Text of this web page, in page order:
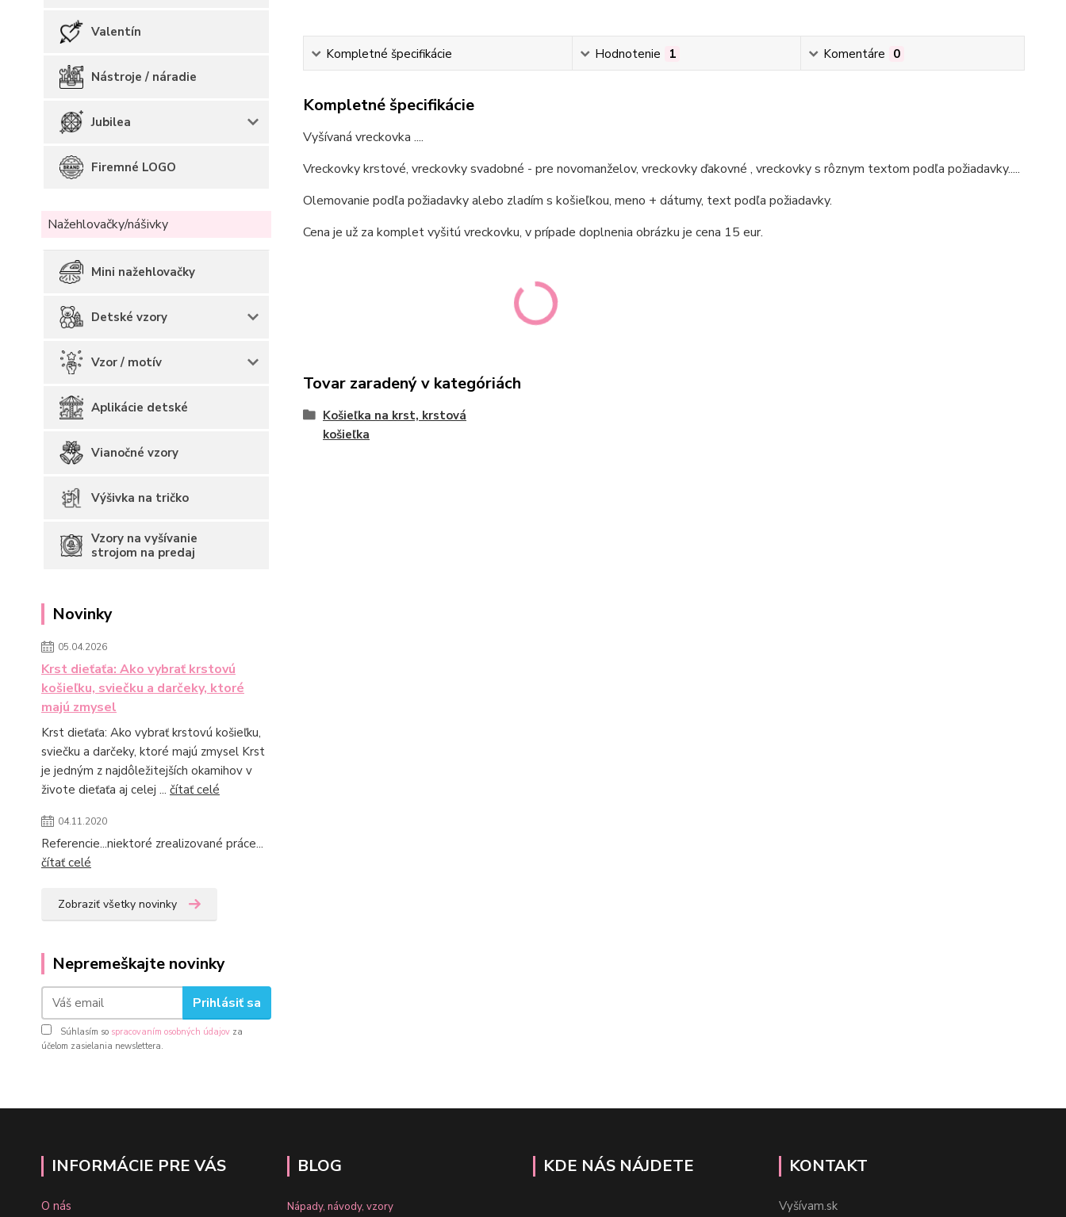
Valentín
Nástroje / náradie
Jubilea
Firemné LOGO
Nažehlovačky/nášivky
Mini nažehlovačky
Detské vzory
Vzor / motív
Aplikácie detské
Vianočné vzory
Výšivka na tričko
Vzory na vyšívanie
strojom na predaj
Novinky
05.04.2026
Krst dieťaťa: Ako vybrať krstovú
košieľku, sviečku a darčeky, ktoré
majú zmysel
Krst dieťaťa: Ako vybrať krstovú košieľku,
sviečku a darčeky, ktoré majú zmysel Krst
je jedným z najdôležitejších okamihov v
živote dieťaťa aj celej ... čítať celé
04.11.2020
Referencie...niektoré zrealizované práce...
čítať celé
Zobraziť všetky novinky
Nepremeškajte novinky
Prihlásiť sa
Súhlasím so spracovaním osobných údajov za
účelom zasielania newslettera.
Kompletné špecifikácie Hodnotenie 1 Komentáre 0
Kompletné špecifikácie
Vyšívaná vreckovka ....
Vreckovky krstové, vreckovky svadobné - pre novomanželov, vreckovky ďakovné , vreckovky s rôznym textom podľa požiadavky.....
Olemovanie podľa požiadavky alebo zladím s košieľkou, meno + dátumy, text podľa požiadavky.
Cena je už za komplet vyšitú vreckovku, v prípade doplnenia obrázku je cena 15 eur.
Tovar zaradený v kategóriách
Košieľka na krst, krstová
košieľka
INFORMÁCIE PRE VÁS
O nás
BLOG
Nápady, návody, vzory
KDE NÁS NÁJDETE KONTAKT
Vyšívam.sk